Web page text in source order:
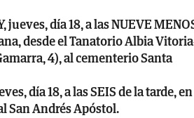
jueves, día 18, a las NUEVE
desde el Tanatorio Albia
4), al cementerio Santa
día 18, a las SEIS de la tarde, en
San Andrés Apóstol.